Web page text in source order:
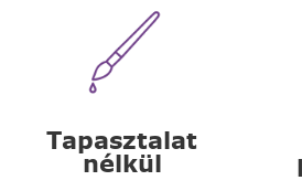
Tapasztalat
nélkül